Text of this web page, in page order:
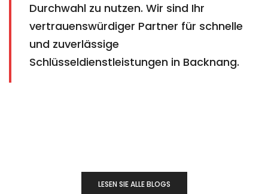
Durchwahl zu nutzen. Wir sind Ihr
vertrauenswürdiger Partner für schnelle
und zuverlässige
Schlüsseldienstleistungen in Backnang.
LESEN SIE ALLE BLOGS